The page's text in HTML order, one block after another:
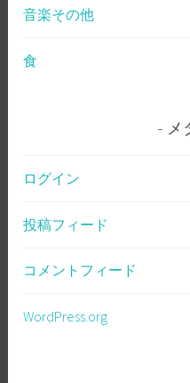
音楽その他
食
メ
ログイン
投稿フィード
コメントフィード
WordPress.org